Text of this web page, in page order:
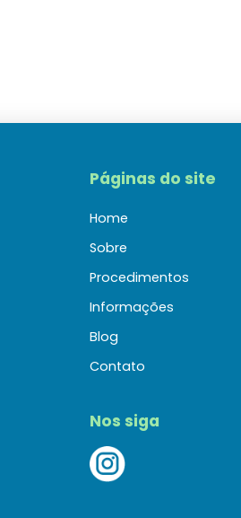
Páginas do site
Home
Sobre
Procedimentos
Informações
Blog
Contato
Nos siga